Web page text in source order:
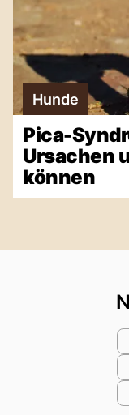
Hunde
Pica-
Ursachen
können